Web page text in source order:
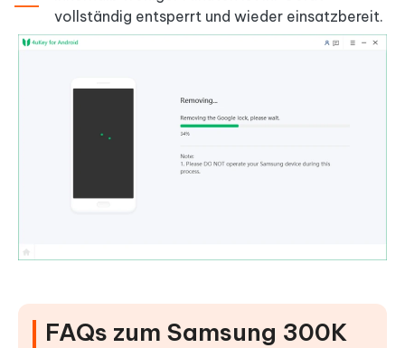
vollständig entsperrt und wieder einsatzbereit.
FAQs zum Samsung 300K